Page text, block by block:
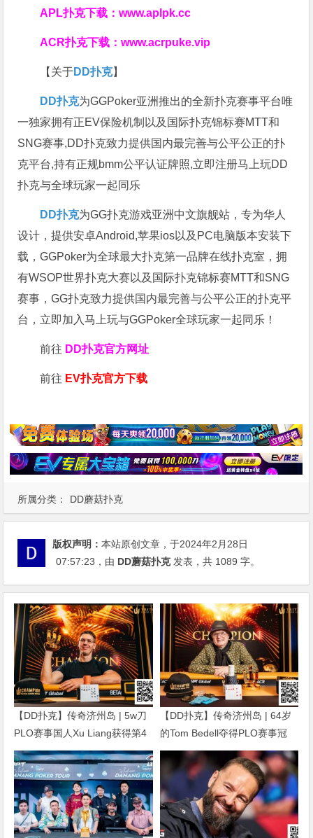
所属分类： DD蘑菇扑克
APL扑克下载：www.aplpk.cc
ACR扑克下载：www.acrpuke.vip
【关于DD扑克】
DD扑克为GGPoker亚洲推出的全新扑克赛事平台唯
一独家拥有正EV保险机制以及国际扑克锦标赛MTT和
SNG赛事,DD扑克致力提供国内最完善与公平公正的扑
克平台,持有正规bmm公平认证牌照,立即注册马上玩DD
扑克与全球玩家一起同乐
DD扑克为GG扑克游戏亚洲中文旗舰站，专为华人
设计，提供安卓Android,苹果ios以及PC电脑版本安装下
载，GGPoker为全球最大扑克第一品牌在线扑克室，拥
有WSOP世界扑克大赛以及国际扑克锦标赛MTT和SNG
赛事，GG扑克致力提供国内最完善与公平公正的扑克平
台，立即加入马上玩与GGPoker全球玩家一起同乐！
前往 DD扑克官方网址
前往 EV扑克官方下载
版权声明：本站原创文章，于2024年2月28日
07:57:23 ，由 DD蘑菇扑克发表，共 1089 字。
【DD扑克】传奇济州岛 | 5w刀
PLO赛事国人Xu Liang获得第4
名，匈牙利Gergo Nagy夺冠
【DD扑克】传奇济州岛 | 64岁
的Tom Bedell夺得PLO赛事冠
军，国人Shi Ning Dan获亚军